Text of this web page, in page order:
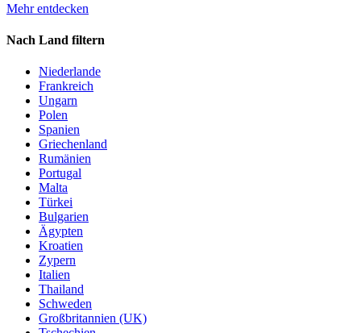
Mehr entdecken
Nach Land filtern
Niederlande
Frankreich
Ungarn
Polen
Spanien
Griechenland
Rumänien
Portugal
Malta
Türkei
Bulgarien
Ägypten
Kroatien
Zypern
Italien
Thailand
Schweden
Großbritannien (UK)